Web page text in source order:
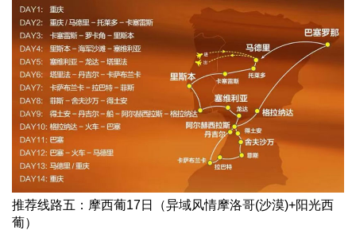
推荐线路五：摩西葡17日（异域风情摩洛哥(沙漠)+阳光西
葡）